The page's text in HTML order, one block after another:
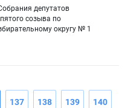
депутатов
созыва по
округу № 1
137 138 139 140